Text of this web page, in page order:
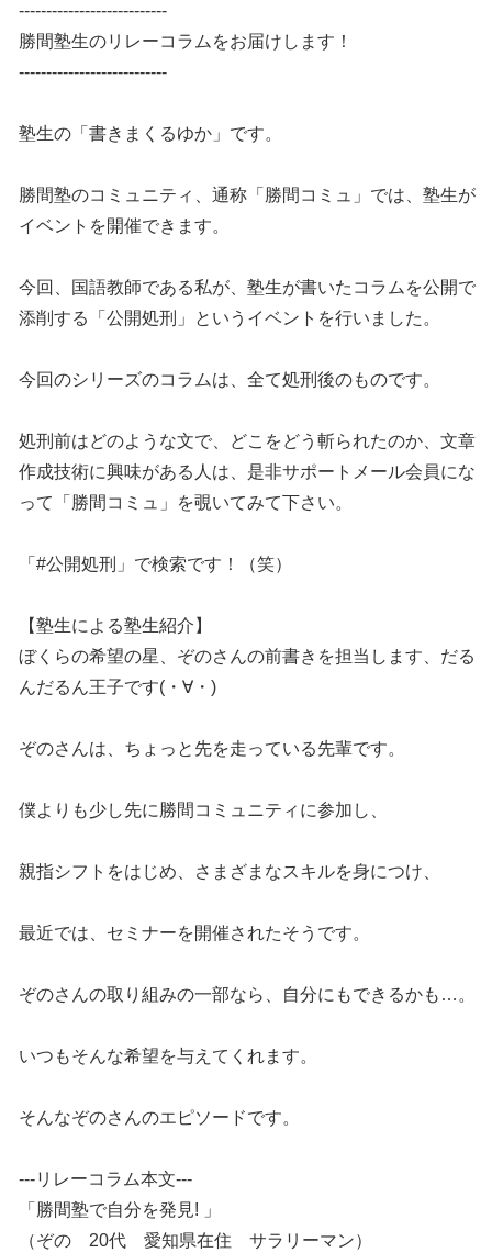
---------------------------
勝間塾生のリレーコラムをお届けします！
---------------------------
塾生の「書きまくるゆか」です。
勝間塾のコミュニティ、通称「勝間コミュ」では、塾生が
イベントを開催できます。
今回、国語教師である私が、塾生が書いたコラムを公開で
添削する「公開処刑」というイベントを行いました。
今回のシリーズのコラムは、全て処刑後のものです。
処刑前はどのような文で、どこをどう斬られたのか、文章
作成技術に興味がある人は、是非サポートメール会員にな
って「勝間コミュ」を覗いてみて下さい。
「#公開処刑」で検索です！（笑）
【塾生による塾生紹介】
ぼくらの希望の星、ぞのさんの前書きを担当します、だる
んだるん王子です(・∀・)
ぞのさんは、ちょっと先を走っている先輩です。
僕よりも少し先に勝間コミュニティに参加し、
親指シフトをはじめ、さまざまなスキルを身につけ、
最近では、セミナーを開催されたそうです。
ぞのさんの取り組みの一部なら、自分にもできるかも…。
いつもそんな希望を与えてくれます。
そんなぞのさんのエピソードです。
---リレーコラム本文---
「勝間塾で自分を発見! 」
（ぞの 20代 愛知県在住 サラリーマン）